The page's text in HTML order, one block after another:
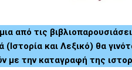
από τις
(Ιστορία και Λεξικό) θα
με την καταγραφή της